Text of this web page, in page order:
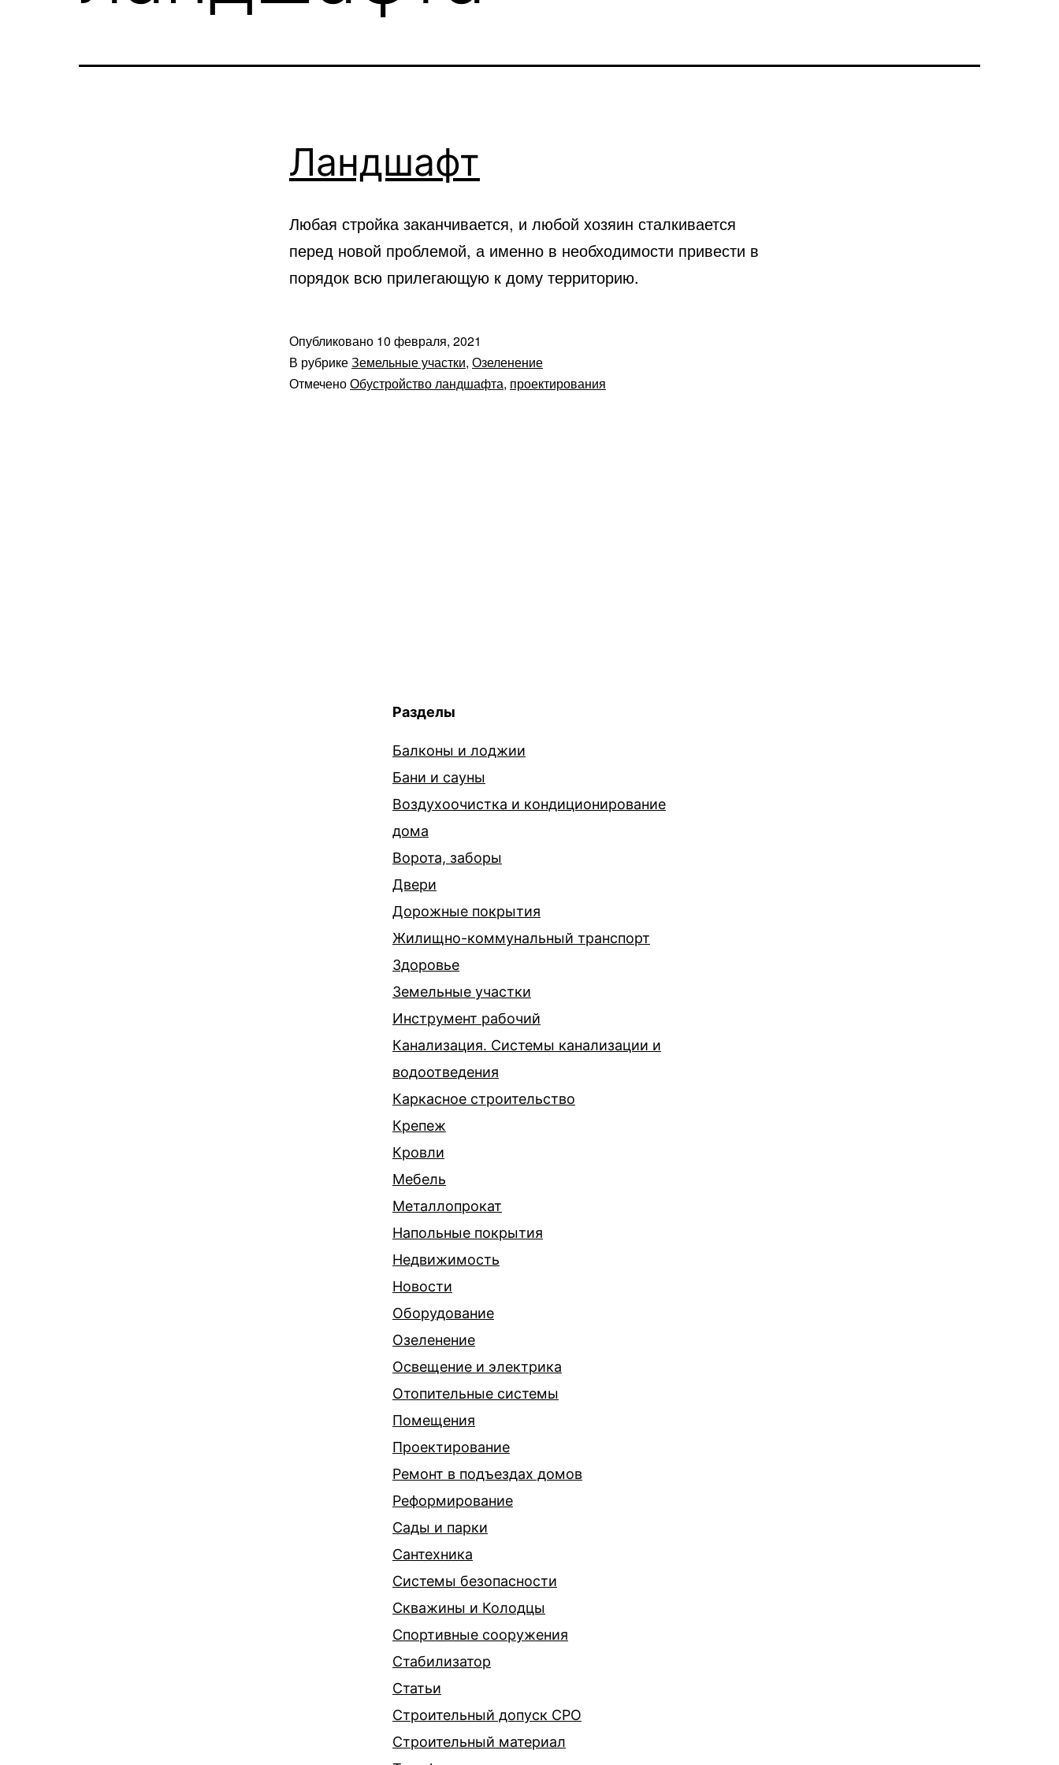
Ландшафт
Любая стройка заканчивается, и любой хозяин сталкивается
перед новой проблемой, а именно в необходимости привести в
порядок всю прилегающую к дому территорию.
Опубликовано 10 февраля, 2021
В рубрикеЗемельные участки, Озеленение
ОтмеченоОбустройство ландшафта, проектирования
Разделы
Балконы и лоджии
Бани и сауны
Воздухоочистка и кондиционирование
дома
Ворота, заборы
Двери
Дорожные покрытия
Жилищно-коммунальный транспорт
Здоровье
Земельные участки
Инструмент рабочий
Канализация. Системы канализации и
водоотведения
Каркасное строительство
Крепеж
Кровли
Мебель
Металлопрокат
Напольные покрытия
Недвижимость
Новости
Оборудование
Озеленение
Освещение и электрика
Отопительные системы
Помещения
Проектирование
Ремонт в подъездах домов
Реформирование
Сады и парки
Сантехника
Системы безопасности
Скважины и Колодцы
Спортивные сооружения
Стабилизатор
Статьи
Строительный допуск СРО
Строительный материал